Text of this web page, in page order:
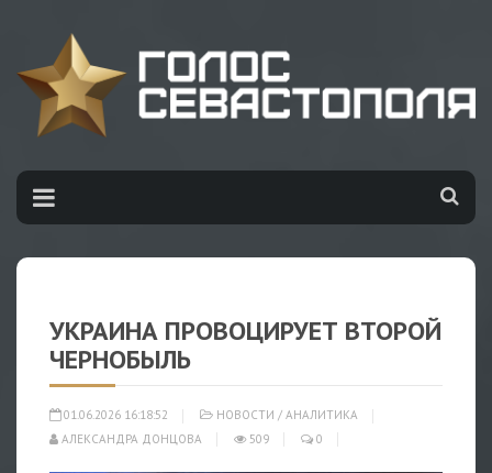
УКРАИНА ПРОВОЦИРУЕТ ВТОРОЙ
ЧЕРНОБЫЛЬ
01.06.2026 16:18:52 НОВОСТИ / АНАЛИТИКА
АЛЕКСАНДРА ДОНЦОВА
509 0